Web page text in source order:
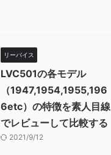
リーバイス
LVC501の各モデル
（1947,1954,1955,196
6etc）の特徴を素人目線
でレビューして比較する
2021/9/12